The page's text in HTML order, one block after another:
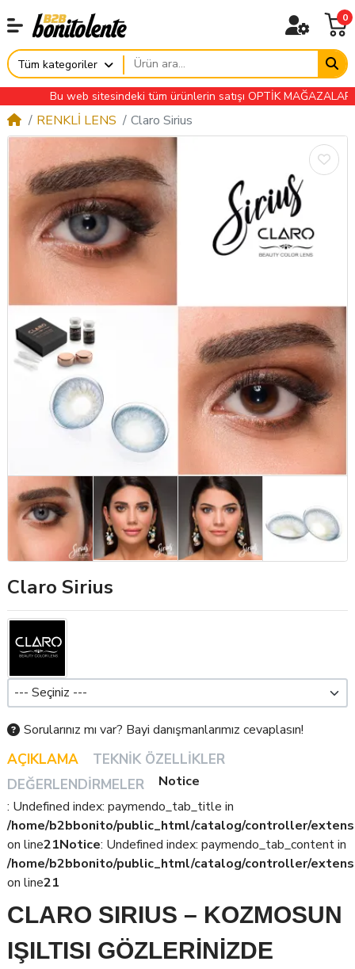
0
Tüm kategoriler
Bu web sitesindeki tüm ürünlerin satışı OPTİK MAĞAZALARINA
RENKLİ LENS Claro Sirius
Claro Sirius
AÇIKLAMA
TEKNIK ÖZELLIKLER
DEĞERLENDIRMELER
Notice
: Undefined index: paymendo_tab_title in
/home/b2bbonito/public_html/catalog/controller/
on line21Notice: Undefined index: paymendo_tab_content in
/home/b2bbonito/public_html/catalog/controller/
on line21
CLARO SIRIUS – KOZMOSUN
IŞILTISI GÖZLERİNİZDE
Sorularınız mı var? Bayi danışmanlarımız cevaplasın!
Dioptri (Pwr)